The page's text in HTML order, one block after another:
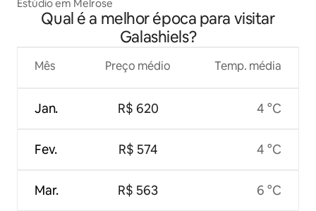
Estúdio em Melrose
Qual é a melhor época para visitar
Galashiels?
Mês
Jan.
Fev.
Mar.
Preço médio
R$ 620
R$ 574
R$ 563
Temp. média
4 °C
4 °C
6 °C